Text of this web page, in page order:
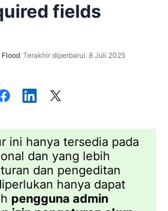
fields
Flood Terakhir diperbarui: 8 Juli 2025
ini hanya tersedia pada
dan yang lebih
dan pengeditan
hanya dapat
pengguna admin